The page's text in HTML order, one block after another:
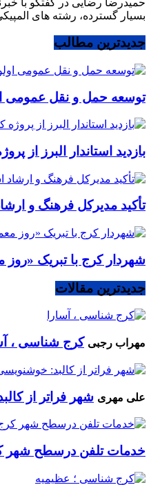
بسیار گسترده، رشته های
جدیدترین مطالب
توسعه حمل و نقل
بازدید استاندار البرز از
تأکید مدیرکل فرهنگ و
شهردار کرج با تبریک
جدیدترین مقالات
مهراب رجبی کرج شناسی ،
علی مهری شهر فراتر از
خدمات تلفن درسطح شهر